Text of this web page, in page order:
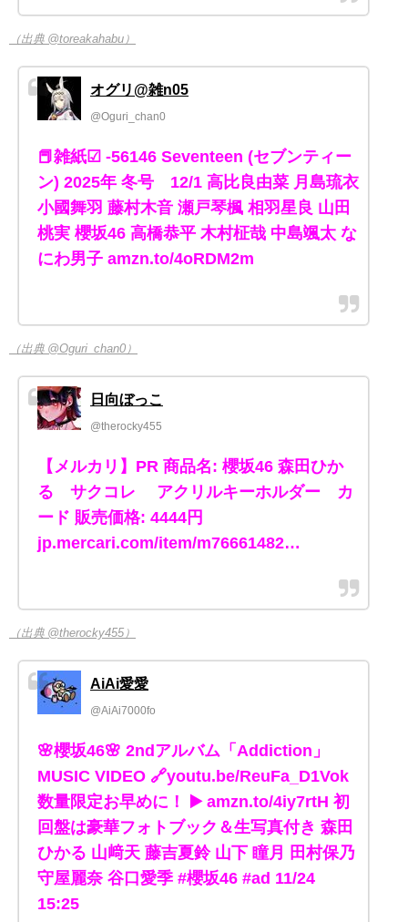
（出典 @toreakahabu）
オグリ@雑n05
@Oguri_chan0
📕雑紙☑ -56146 Seventeen (セブンティー
ン) 2025年 冬号 12/1 高比良由菜 月島琉衣
小國舞羽 藤村木音 瀬戸琴楓 相羽星良 山田
桃実 櫻坂46 高橋恭平 木村柾哉 中島颯太 な
にわ男子 amzn.to/4oRDM2m
（出典 @Oguri_chan0）
日向ぼっこ
@therocky455
【メルカリ】PR 商品名: 櫻坂46 森田ひか
る サクコレ アクリルキーホルダー カ
ード 販売価格: 4444円
jp.mercari.com/item/m76661482…
（出典 @therocky455）
AiAi愛愛
@AiAi7000fo
🌸櫻坂46🌸 2ndアルバム「Addiction」
MUSIC VIDEO 🔗youtu.be/ReuFa_D1Vok
数量限定お早めに！ ▶️ amzn.to/4iy7rtH 初
回盤は豪華フォトブック＆生写真付き 森田
ひかる 山﨑天 藤吉夏鈴 山下 瞳月 田村保乃
守屋麗奈 谷口愛季 #櫻坂46 #ad 11/24
15:25